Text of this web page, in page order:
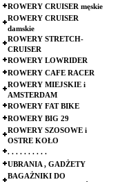
ROWERY CRUISER męskie
ROWERY CRUISER
damskie
ROWERY STRETCH-
CRUISER
ROWERY LOWRIDER
ROWERY CAFE RACER
ROWERY MIEJSKIE i
AMSTERDAM
ROWERY FAT BIKE
ROWERY BIG 29
ROWERY SZOSOWE i
OSTRE KOŁO
. . . . . . . . . .
UBRANIA , GADŻETY
BAGAŻNIKI DO